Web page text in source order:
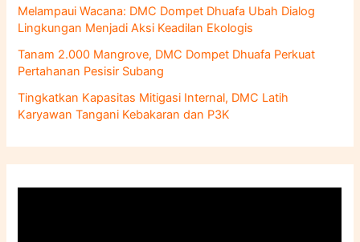
Melampaui Wacana: DMC Dompet Dhuafa Ubah Dialog
Lingkungan Menjadi Aksi Keadilan Ekologis
Tanam 2.000 Mangrove, DMC Dompet Dhuafa Perkuat
Pertahanan Pesisir Subang
Tingkatkan Kapasitas Mitigasi Internal, DMC Latih
Karyawan Tangani Kebakaran dan P3K